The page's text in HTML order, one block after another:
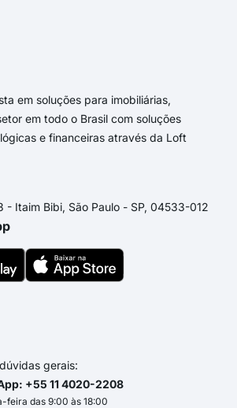
em soluções para imobiliárias,
em todo o Brasil com soluções
e financeiras através da Loft
- Itaim Bibi, São Paulo - SP, 04533-012
gerais:
+55 11 4020-2208
feira das 9:00 às 18:00